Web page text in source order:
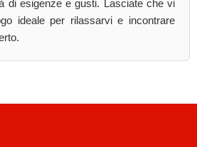
di esigenze e gusti. Lasciate che vi
ideale per rilassarvi e incontrare